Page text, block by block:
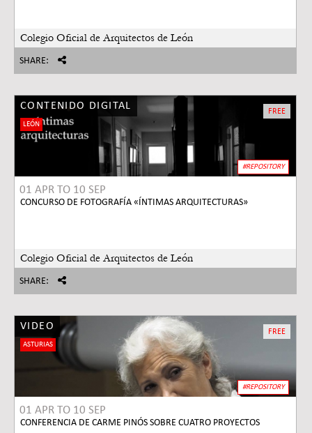
Colegio Oficial de Arquitectos de León
SHARE:
CONTENIDO DIGITAL
LEÓN
01 APR TO 10 SEP
FREE
CONCURSO DE FOTOGRAFÍA «ÍNTIMAS ARQUITECTURAS»
Colegio Oficial de Arquitectos de León
#REPOSITORY
SHARE:
VIDEO
ASTURIAS
01 APR TO 10 SEP
FREE
CONFERENCIA DE CARME PINÓS SOBRE CUATRO PROYECTOS
#REPOSITORY